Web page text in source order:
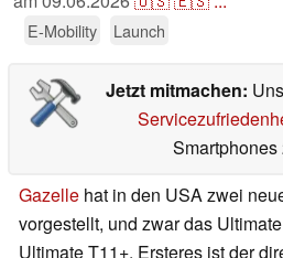
E-Mobility Launch
Jetzt mitmachen:
Smartphones
Gazelle hat in den USA zwei
vorgestellt, und zwar das
Ultimate T11+. Ersteres ist der